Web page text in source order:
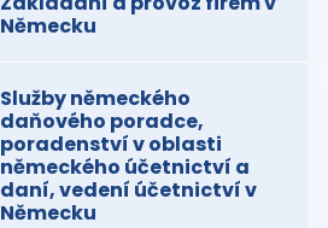
Německu
Služby německého
daňového poradce,
poradenství v oblasti
německého účetnictví a
daní, vedení účetnictví v
Německu